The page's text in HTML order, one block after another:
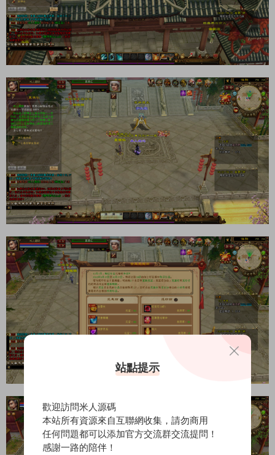
站點提示
歡迎訪問米人源碼
本站所有資源來自互聯網收集，請勿商用
任何問題都可以添加官方交流群交流提問！
感謝一路的陪伴！